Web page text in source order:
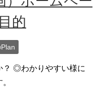
的
？ ◎わかりやすい様に